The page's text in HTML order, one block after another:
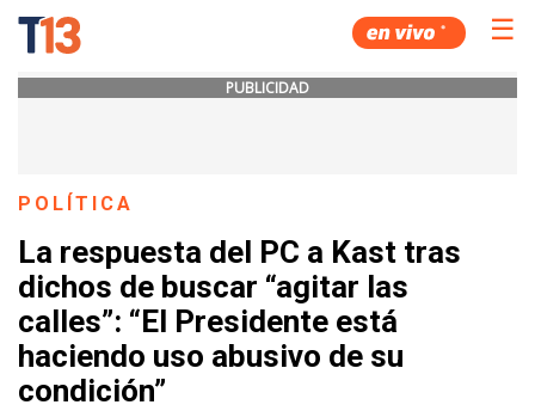
☰
PUBLICIDAD
POLÍTICA
La respuesta del PC a Kast tras
dichos de buscar “agitar las
calles”: “El Presidente está
haciendo uso abusivo de su
condición”